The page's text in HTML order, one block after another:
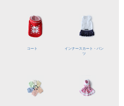
コート
インナースカート・パン
ツ